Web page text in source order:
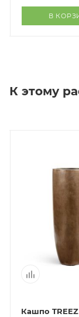
В
К этому
Кашпо TREEZ